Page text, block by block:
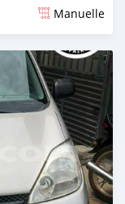
Manuelle